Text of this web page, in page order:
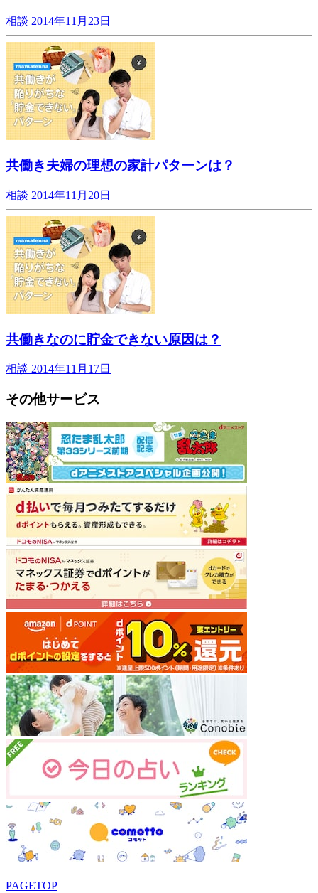
相談 2014年11月23日
共働き夫婦の理想の家計パターンは？
相談 2014年11月20日
共働きなのに貯金できない原因は？
相談 2014年11月17日
その他サービス
PAGETOP